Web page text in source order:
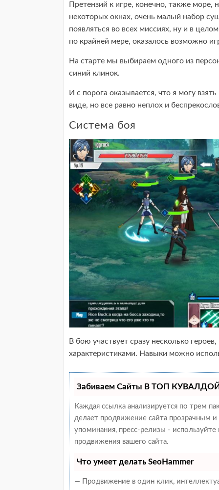
Претензий к игре, конечно, также
некоторых окнах, очень малый набор
появляться во всех миссиях, ну и в
по крайней мере, оказалось возможно
На старте мы выбираем одного из
синий клинок.
И с порога оказывается, что я могу
виде, но все равно неплох и
Система боя
В бою участвует сразу несколько
характеристиками. Навыки можно
Забиваем Сайты В ТОП КУВАЛДОЙ
Каждая ссылка анализируется по трем
делает продвижение сайта прозрачным
упоминания, пресс-релизы -
продвижения вашего сайта.
Что умеет делать SeoHammer
— Продвижение в один клик,